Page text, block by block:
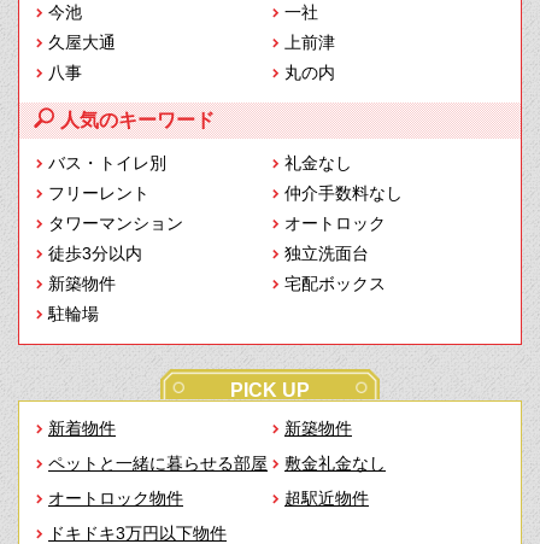
今池
一社
久屋大通
上前津
八事
丸の内
人気のキーワード
バス・トイレ別
礼金なし
フリーレント
仲介手数料なし
タワーマンション
オートロック
徒歩3分以内
独立洗面台
新築物件
宅配ボックス
駐輪場
PICK UP
新着物件
新築物件
ペットと一緒に暮らせる部屋
敷金礼金なし
オートロック物件
超駅近物件
ドキドキ3万円以下物件